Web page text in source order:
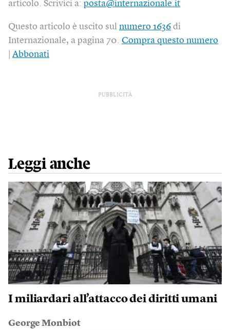
articolo. Scrivici a: posta@internazionale.it
Questo articolo è uscito sul numero 1636 di
Internazionale, a pagina 70. Compra questo numero
Abbonati
PUBBLICITÀ
Leggi anche
I miliardari all’attacco dei diritti umani
George Monbiot